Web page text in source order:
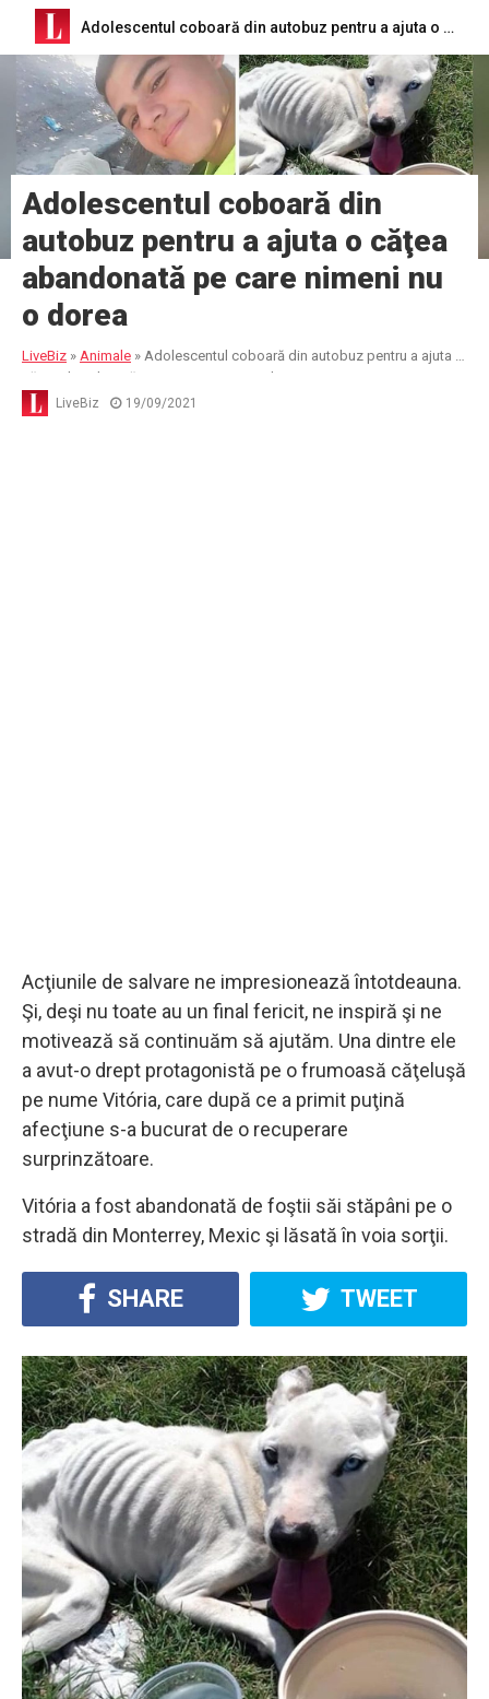
Adolescentul coboară din autobuz pentru a ajuta o căţea abandonată pe care nimeni nu o dorea
Adolescentul coboară din
autobuz pentru a ajuta o căţea
abandonată pe care nimeni nu
o dorea
LiveBiz » Animale » Adolescentul coboară din autobuz pentru a ajuta o
căţea abandonată pe care nimeni nu o dorea
LiveBiz 19/09/2021
Acţiunile de salvare ne impresionează întotdeauna.
Şi, deşi nu toate au un final fericit, ne inspiră şi ne
motivează să continuăm să ajutăm. Una dintre ele
a avut-o drept protagonistă pe o frumoasă căţeluşă
pe nume Vitória, care după ce a primit puţină
afecţiune s-a bucurat de o recuperare
surprinzătoare.
Vitória a fost abandonată de foştii săi stăpâni pe o
stradă din Monterrey, Mexic şi lăsată în voia sorţii.
SHARE TWEET